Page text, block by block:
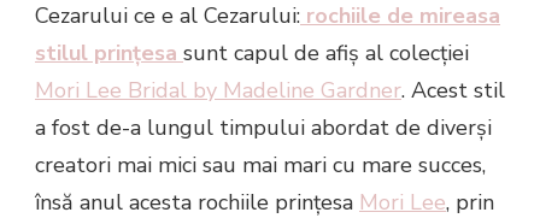
Cezarului ce e al Cezarului: rochiile de mireasa
stilul prințesa sunt capul de afiș al colecției
Mori Lee Bridal by Madeline Gardner. Acest stil
a fost de-a lungul timpului abordat de diverși
creatori mai mici sau mai mari cu mare succes,
însă anul acesta rochiile prințesa Mori Lee, prin